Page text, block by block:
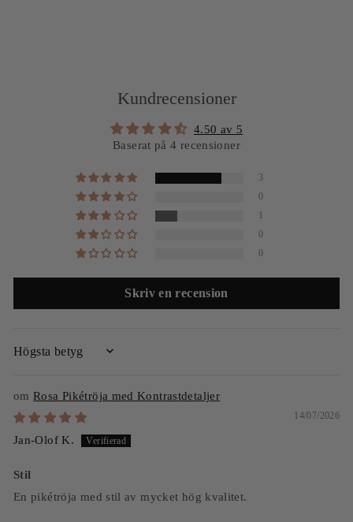
Kundrecensioner
4.50 av 5
Baserat på 4 recensioner
3
0
1
0
0
Skriv en recension
SORT BY
Rosa Pikétröja med Kontrastdetaljer
14/07/2026
Jan-Olof K.
Stil
En pikétröja med stil av mycket hög kvalitet.